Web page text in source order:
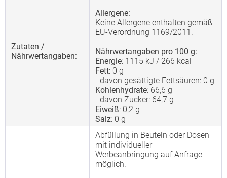
Zutaten /
Nährwertangaben:
Allergene:
Keine Allergene enthalten gemäß
EU-Verordnung 1169/2011.
Nährwertangaben pro 100 g:
Energie: 1115 kJ / 266 kcal
Fett: 0 g
- davon gesättigte Fettsäuren: 0 g
Kohlenhydrate: 66,6 g
- davon Zucker: 64,7 g
Eiweiß: 0,2 g
Salz: 0 g
Abfüllung in Beuteln oder Dosen
mit individueller
Werbeanbringung auf Anfrage
möglich.